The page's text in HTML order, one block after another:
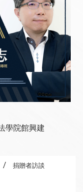
學院館興建
捐贈者訪談